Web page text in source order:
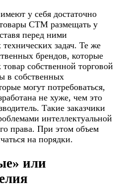
у себя достаточно
СТМ размещать у
перед ними
задач. Те же
брендов, которые
собственной торговой
в собственных
могут потребоваться,
не хуже, чем это
Такие заказчики
интеллектуальной
права. При этом объем
на порядки.
или